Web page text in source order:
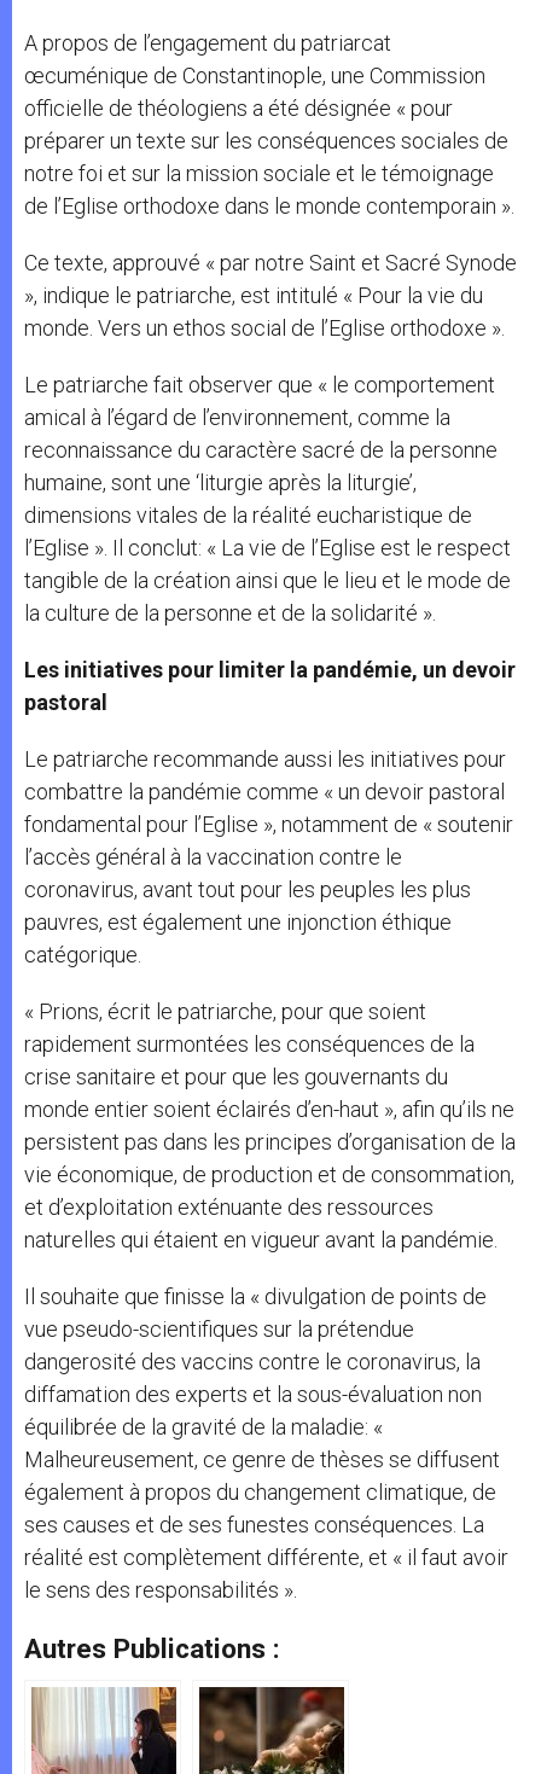
A propos de l’engagement du patriarcat
œcuménique de Constantinople, une Commission
officielle de théologiens a été désignée « pour
préparer un texte sur les conséquences sociales de
notre foi et sur la mission sociale et le témoignage
de l’Eglise orthodoxe dans le monde contemporain ».
Ce texte, approuvé « par notre Saint et Sacré Synode
», indique le patriarche, est intitulé « Pour la vie du
monde. Vers un ethos social de l’Eglise orthodoxe ».
Le patriarche fait observer que « le comportement
amical à l’égard de l’environnement, comme la
reconnaissance du caractère sacré de la personne
humaine, sont une ‘liturgie après la liturgie’,
dimensions vitales de la réalité eucharistique de
l’Eglise ». Il conclut: « La vie de l’Eglise est le respect
tangible de la création ainsi que le lieu et le mode de
la culture de la personne et de la solidarité ».
Les initiatives pour limiter la pandémie, un devoir
pastoral
Le patriarche recommande aussi les initiatives pour
combattre la pandémie comme « un devoir pastoral
fondamental pour l’Eglise », notamment de « soutenir
l’accès général à la vaccination contre le
coronavirus, avant tout pour les peuples les plus
pauvres, est également une injonction éthique
catégorique.
« Prions, écrit le patriarche, pour que soient
rapidement surmontées les conséquences de la
crise sanitaire et pour que les gouvernants du
monde entier soient éclairés d’en-haut », afin qu’ils ne
persistent pas dans les principes d’organisation de la
vie économique, de production et de consommation,
et d’exploitation exténuante des ressources
naturelles qui étaient en vigueur avant la pandémie.
Il souhaite que finisse la « divulgation de points de
vue pseudo-scientifiques sur la prétendue
dangerosité des vaccins contre le coronavirus, la
diffamation des experts et la sous-évaluation non
équilibrée de la gravité de la maladie: «
Malheureusement, ce genre de thèses se diffusent
également à propos du changement climatique, de
ses causes et de ses funestes conséquences. La
réalité est complètement différente, et « il faut avoir
le sens des responsabilités ».
Autres Publications :